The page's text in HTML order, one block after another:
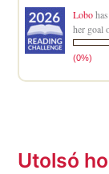
Lobo
her goal
(0%)
Utolsó